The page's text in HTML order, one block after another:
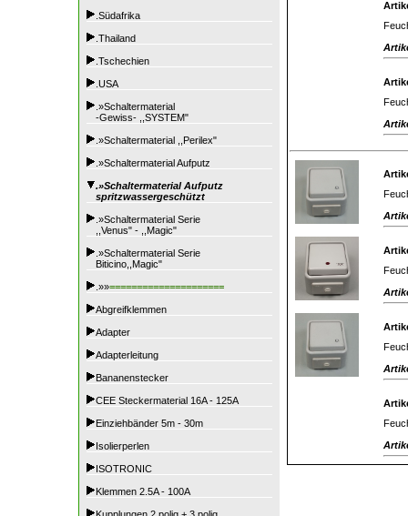
.Südafrika
.Thailand
.Tschechien
.USA
.»Schaltermaterial
-Gewiss- ,,SYSTEM"
.»Schaltermaterial ,,Perilex"
.»Schaltermaterial Aufputz
.»Schaltermaterial Aufputz
spritzwassergeschützt
.»Schaltermaterial Serie
,,Venus" - ,,Magic"
.»Schaltermaterial Serie
Biticino,,Magic"
.»»=====================
Abgreifklemmen
Adapter
Adapterleitung
Bananenstecker
CEE Steckermaterial 16A - 125A
Einziehbänder 5m - 30m
Isolierperlen
ISOTRONIC
Klemmen 2.5A - 100A